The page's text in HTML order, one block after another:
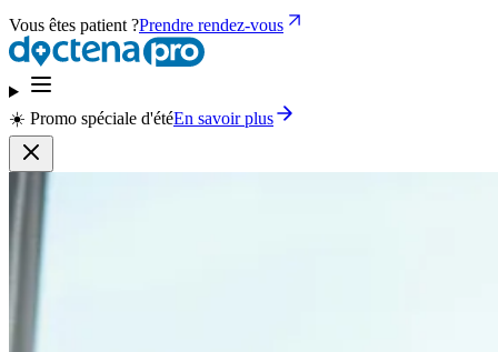
Vous êtes patient ?Prendre rendez-vous
☀️ Promo spéciale d'étéEn savoir plus